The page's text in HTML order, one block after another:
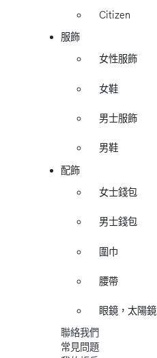
Citizen
服飾
女性服飾
女鞋
男士服飾
男鞋
配飾
女士錢包
男士錢包
圍巾
腰帶
眼鏡，太陽鏡
聯絡我們
常見問題